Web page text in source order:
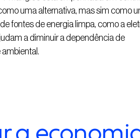
uma alternativa, mas sim como
fontes de energia limpa, como a
a diminuir a dependência de
a